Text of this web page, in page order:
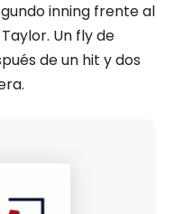
inning frente al
Un fly de
de un hit y dos